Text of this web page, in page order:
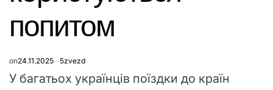
попитом
on24.11.2025 5zvezd
У багатьох українців поїздки до країн